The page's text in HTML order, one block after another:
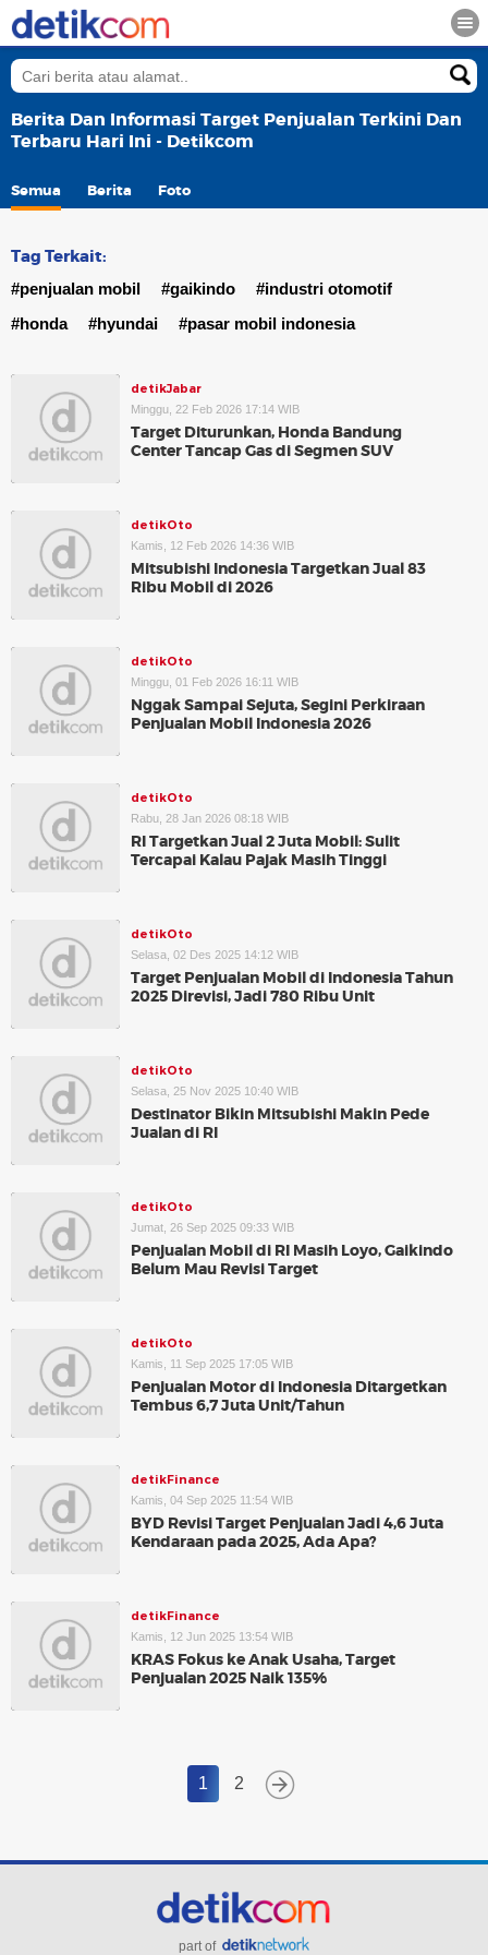
Berita Dan Informasi Target Penjualan Terkini Dan
Terbaru Hari Ini - Detikcom
Semua Berita Foto
Tag Terkait:
#penjualan mobil #gaikindo
#industri otomotif
#honda
#hyundai #pasar mobil indonesia
detikJabar
Minggu, 22 Feb 2026 17:14 WIB
Target Diturunkan, Honda Bandung
Center Tancap Gas di Segmen SUV
detikOto
Kamis, 12 Feb 2026 14:36 WIB
Mitsubishi Indonesia Targetkan Jual 83
Ribu Mobil di 2026
detikOto
Minggu, 01 Feb 2026 16:11 WIB
Nggak Sampai Sejuta, Segini Perkiraan
Penjualan Mobil Indonesia 2026
detikOto
Rabu, 28 Jan 2026 08:18 WIB
RI Targetkan Jual 2 Juta Mobil: Sulit
Tercapai Kalau Pajak Masih Tinggi
detikOto
Selasa, 02 Des 2025 14:12 WIB
Target Penjualan Mobil di Indonesia Tahun
2025 Direvisi, Jadi 780 Ribu Unit
detikOto
Selasa, 25 Nov 2025 10:40 WIB
Destinator Bikin Mitsubishi Makin Pede
Jualan di RI
detikOto
Jumat, 26 Sep 2025 09:33 WIB
Penjualan Mobil di RI Masih Loyo, Gaikindo
Belum Mau Revisi Target
detikOto
Kamis, 11 Sep 2025 17:05 WIB
Penjualan Motor di Indonesia Ditargetkan
Tembus 6,7 Juta Unit/Tahun
detikFinance
Kamis, 04 Sep 2025 11:54 WIB
BYD Revisi Target Penjualan Jadi 4,6 Juta
Kendaraan pada 2025, Ada Apa?
detikFinance
Kamis, 12 Jun 2025 13:54 WIB
KRAS Fokus ke Anak Usaha, Target
Penjualan 2025 Naik 135%
1 2
part of